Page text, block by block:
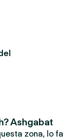
Ashgabat
zona, lo fa